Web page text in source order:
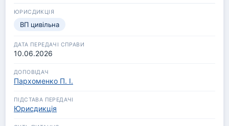
норми права знаходиться поза межами предмета
касаційного провадження, а підстав для виходу за
межі доводів касаційної скарги ВП ВС не
ВП цивільна
10.06.2026
Пархоменко П. І.
Юрисдикція